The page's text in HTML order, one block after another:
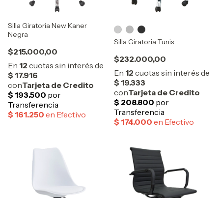
Silla Giratoria New Kaner
Negra
$215.000,00
Silla Giratoria Tunis
$232.000,00